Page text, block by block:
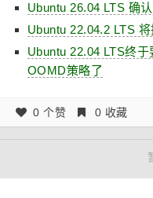
Ubuntu 26.04 LTS 确
Ubuntu 22.04.2 LTS
Ubuntu 22.04 LTS终
OOMD策略了
0 个赞 0 收藏